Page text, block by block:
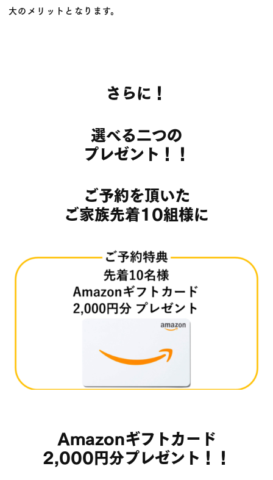
大のメリットとなります。
さらに！
選べる二つの
プレゼント！！
ご予約を頂いた
ご家族先着10組様に
Amazonギフトカード
2,000円分プレゼント！！